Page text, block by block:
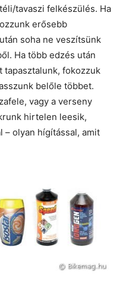
tavaszi felkészülés. Ha
erősebb
soha ne veszítsünk
Ha több edzés után
tapasztalunk, fokozzuk
belőle többet.
vagy a verseny
hirtelen leesik,
– olyan hígítással, amit